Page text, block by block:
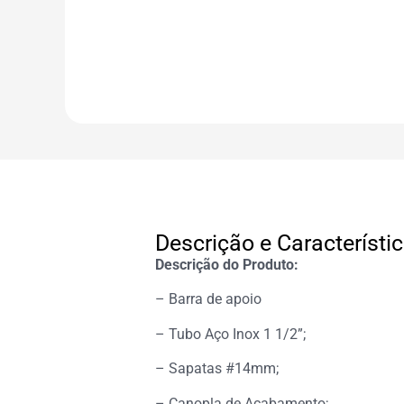
Descrição e
Descrição do Produto:
– Barra de apoio
– Tubo Aço Inox 1 1/2”;
– Sapatas #14mm;